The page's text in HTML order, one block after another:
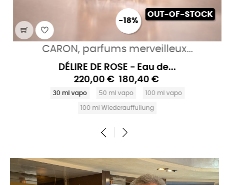
-18%
OUT-OF-STOCK
CARON, parfums merveilleux...
DÉLIRE DE ROSE - Eau de...
220,00 €
180,40 €
30 ml vapo 50 ml vapo 100 ml vapo
100 ml Wiederauffüllung